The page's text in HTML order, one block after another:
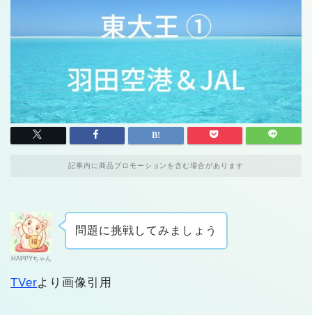
記事内に商品プロモーションを含む場合があります
HAPPYちゃん
問題に挑戦してみましょう
TVerより画像引用